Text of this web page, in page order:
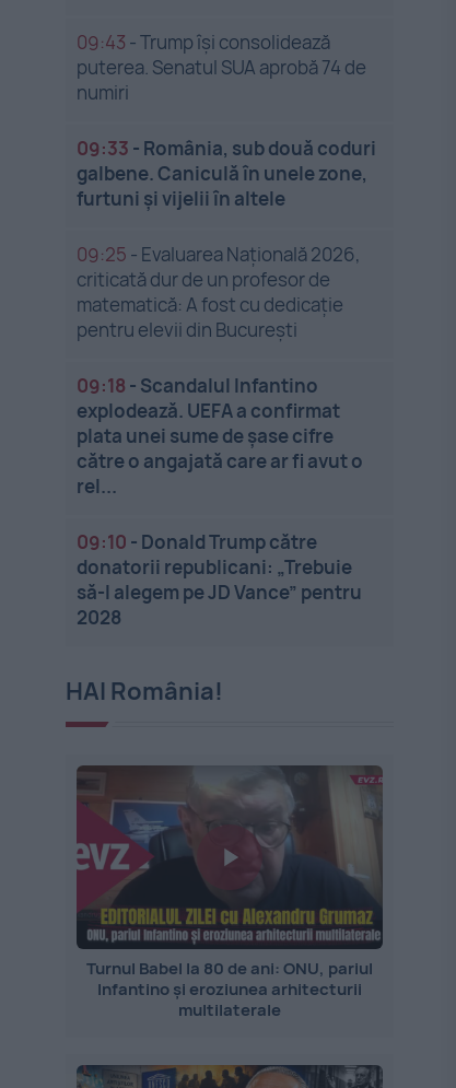
09:43 -Trump își consolidează
puterea. Senatul SUA aprobă 74 de
numiri
09:33 - România, sub două coduri
galbene. Caniculă în unele zone,
furtuni și vijelii în altele
09:25 - Evaluarea Națională 2026,
criticată dur de un profesor de
matematică: A fost cu dedicație
pentru elevii din București
09:18 - Scandalul Infantino
explodează. UEFA a confirmat
plata unei sume de șase cifre
către o angajată care ar fi avut o
rel...
09:10 - Donald Trump către
donatorii republicani: „Trebuie
să-l alegem pe JD Vance” pentru
2028
HAI România!
Turnul Babel la 80 de ani: ONU, pariul
Infantino și eroziunea arhitecturii
multilaterale